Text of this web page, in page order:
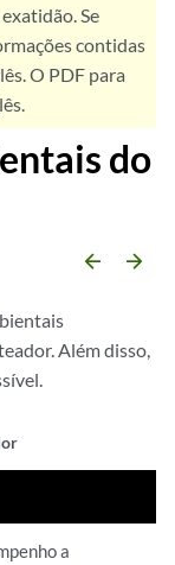
Se
contidas
O PDF para
do
arrow_backward arrow_forward
Além disso,
a